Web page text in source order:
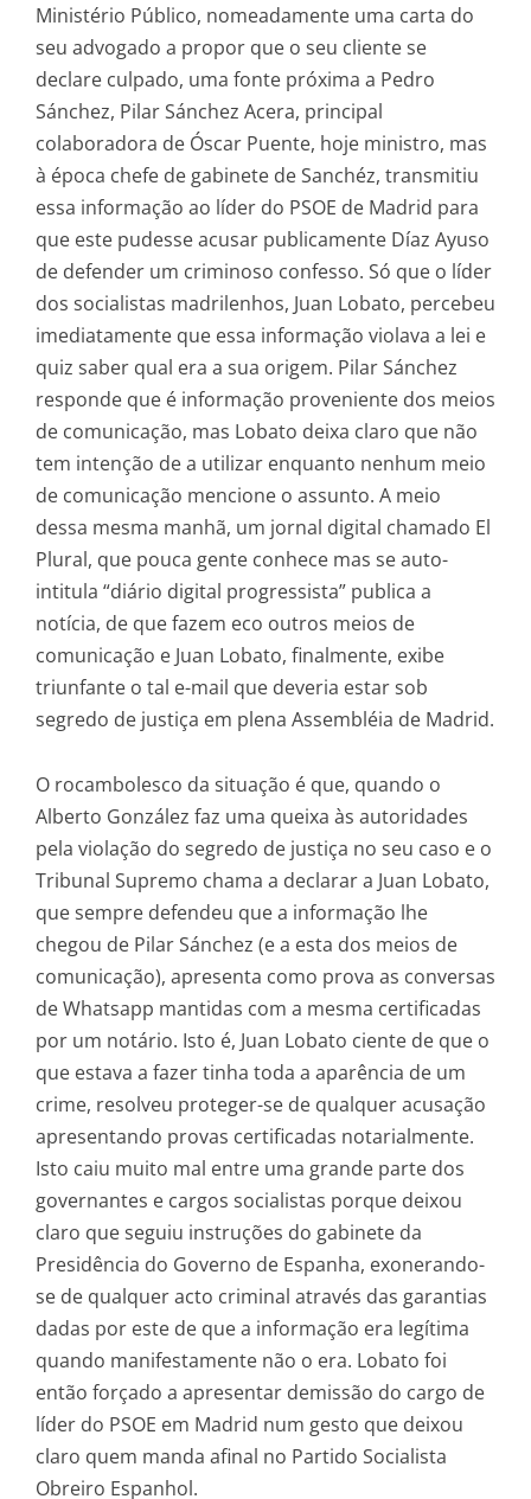
Ministério Público, nomeadamente uma carta do
seu advogado a propor que o seu cliente se
declare culpado, uma fonte próxima a Pedro
Sánchez, Pilar Sánchez Acera, principal
colaboradora de Óscar Puente, hoje ministro, mas
à época chefe de gabinete de Sanchéz, transmitiu
essa informação ao líder do PSOE de Madrid para
que este pudesse acusar publicamente Díaz Ayuso
de defender um criminoso confesso. Só que o líder
dos socialistas madrilenhos, Juan Lobato, percebeu
imediatamente que essa informação violava a lei e
quiz saber qual era a sua origem. Pilar Sánchez
responde que é informação proveniente dos meios
de comunicação, mas Lobato deixa claro que não
tem intenção de a utilizar enquanto nenhum meio
de comunicação mencione o assunto. A meio
dessa mesma manhã, um jornal digital chamado El
Plural, que pouca gente conhece mas se auto-
intitula “diário digital progressista” publica a
notícia, de que fazem eco outros meios de
comunicação e Juan Lobato, finalmente, exibe
triunfante o tal e-mail que deveria estar sob
segredo de justiça em plena Assembléia de Madrid.
O rocambolesco da situação é que, quando o
Alberto González faz uma queixa às autoridades
pela violação do segredo de justiça no seu caso e o
Tribunal Supremo chama a declarar a Juan Lobato,
que sempre defendeu que a informação lhe
chegou de Pilar Sánchez (e a esta dos meios de
comunicação), apresenta como prova as conversas
de Whatsapp mantidas com a mesma certificadas
por um notário. Isto é, Juan Lobato ciente de que o
que estava a fazer tinha toda a aparência de um
crime, resolveu proteger-se de qualquer acusação
apresentando provas certificadas notarialmente.
Isto caiu muito mal entre uma grande parte dos
governantes e cargos socialistas porque deixou
claro que seguiu instruções do gabinete da
Presidência do Governo de Espanha, exonerando-
se de qualquer acto criminal através das garantias
dadas por este de que a informação era legítima
quando manifestamente não o era. Lobato foi
então forçado a apresentar demissão do cargo de
líder do PSOE em Madrid num gesto que deixou
claro quem manda afinal no Partido Socialista
Obreiro Espanhol.